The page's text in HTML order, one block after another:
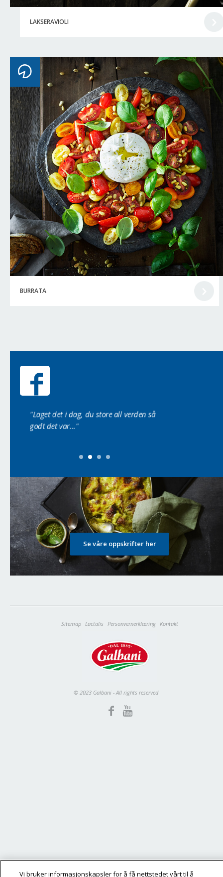
LAKSERAVIOLI
BURRATA
"Laget det i dag, du store all verden så
godt det var..."
Se våre oppskrifter her
Sitemap Lactalis Personvernerklæring Kontakt
© 2023 Galbani - All rights reserved
Vi bruker informasjonskapsler for å få nettstedet vårt til å